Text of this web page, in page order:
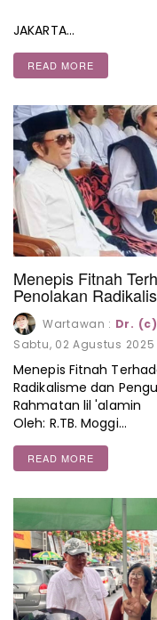
JAKARTA…
READ MORE
Menepis Fitnah
Penolakan
Nusantara yang
Wartawan : Dr.
Sabtu, 02 Agustus 2025
Menepis Fitnah
Radikalisme dan
Rahmatan lil 'alamin
Oleh: R.TB. Moggi…
READ MORE